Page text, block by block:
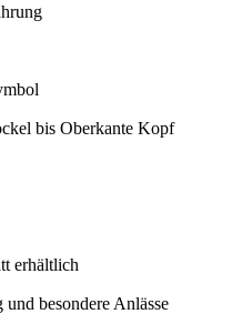
bis Oberkante Kopf
erhältlich
besondere Anlässe